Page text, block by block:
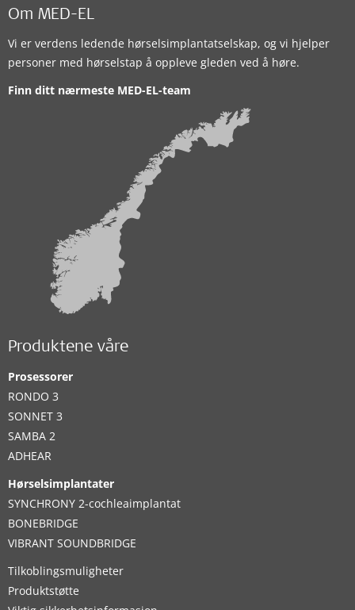
Om MED-EL
Vi er verdens ledende hørselsimplantatselskap, og vi hjelper
personer med hørselstap å oppleve gleden ved å høre.
Finn ditt nærmeste MED-EL-team
Produktene våre
Prosessorer
RONDO 3
SONNET 3
SAMBA 2
ADHEAR
Hørselsimplantater
SYNCHRONY 2-cochleaimplantat
BONEBRIDGE
VIBRANT SOUNDBRIDGE
Tilkoblingsmuligheter
Produktstøtte